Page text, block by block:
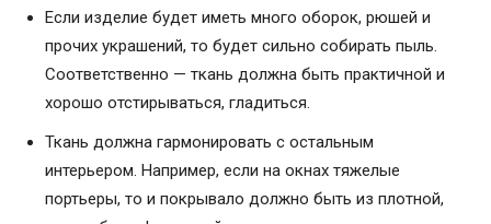
Если изделие будет иметь много оборок, рюшей и
прочих украшений, то будет сильно собирать пыль.
Соответственно — ткань должна быть практичной и
хорошо отстирываться, гладиться.
Ткань должна гармонировать с остальным
интерьером. Например, если на окнах тяжелые
портьеры, то и покрывало должно быть из плотной,